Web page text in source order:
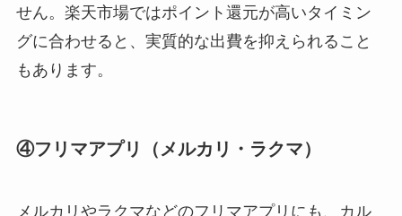
せん。楽天市場ではポイント還元が高いタイミン
グに合わせると、実質的な出費を抑えられること
もあります。
④フリマアプリ（メルカリ・ラクマ）
メルカリやラクマなどのフリマアプリにも、カル